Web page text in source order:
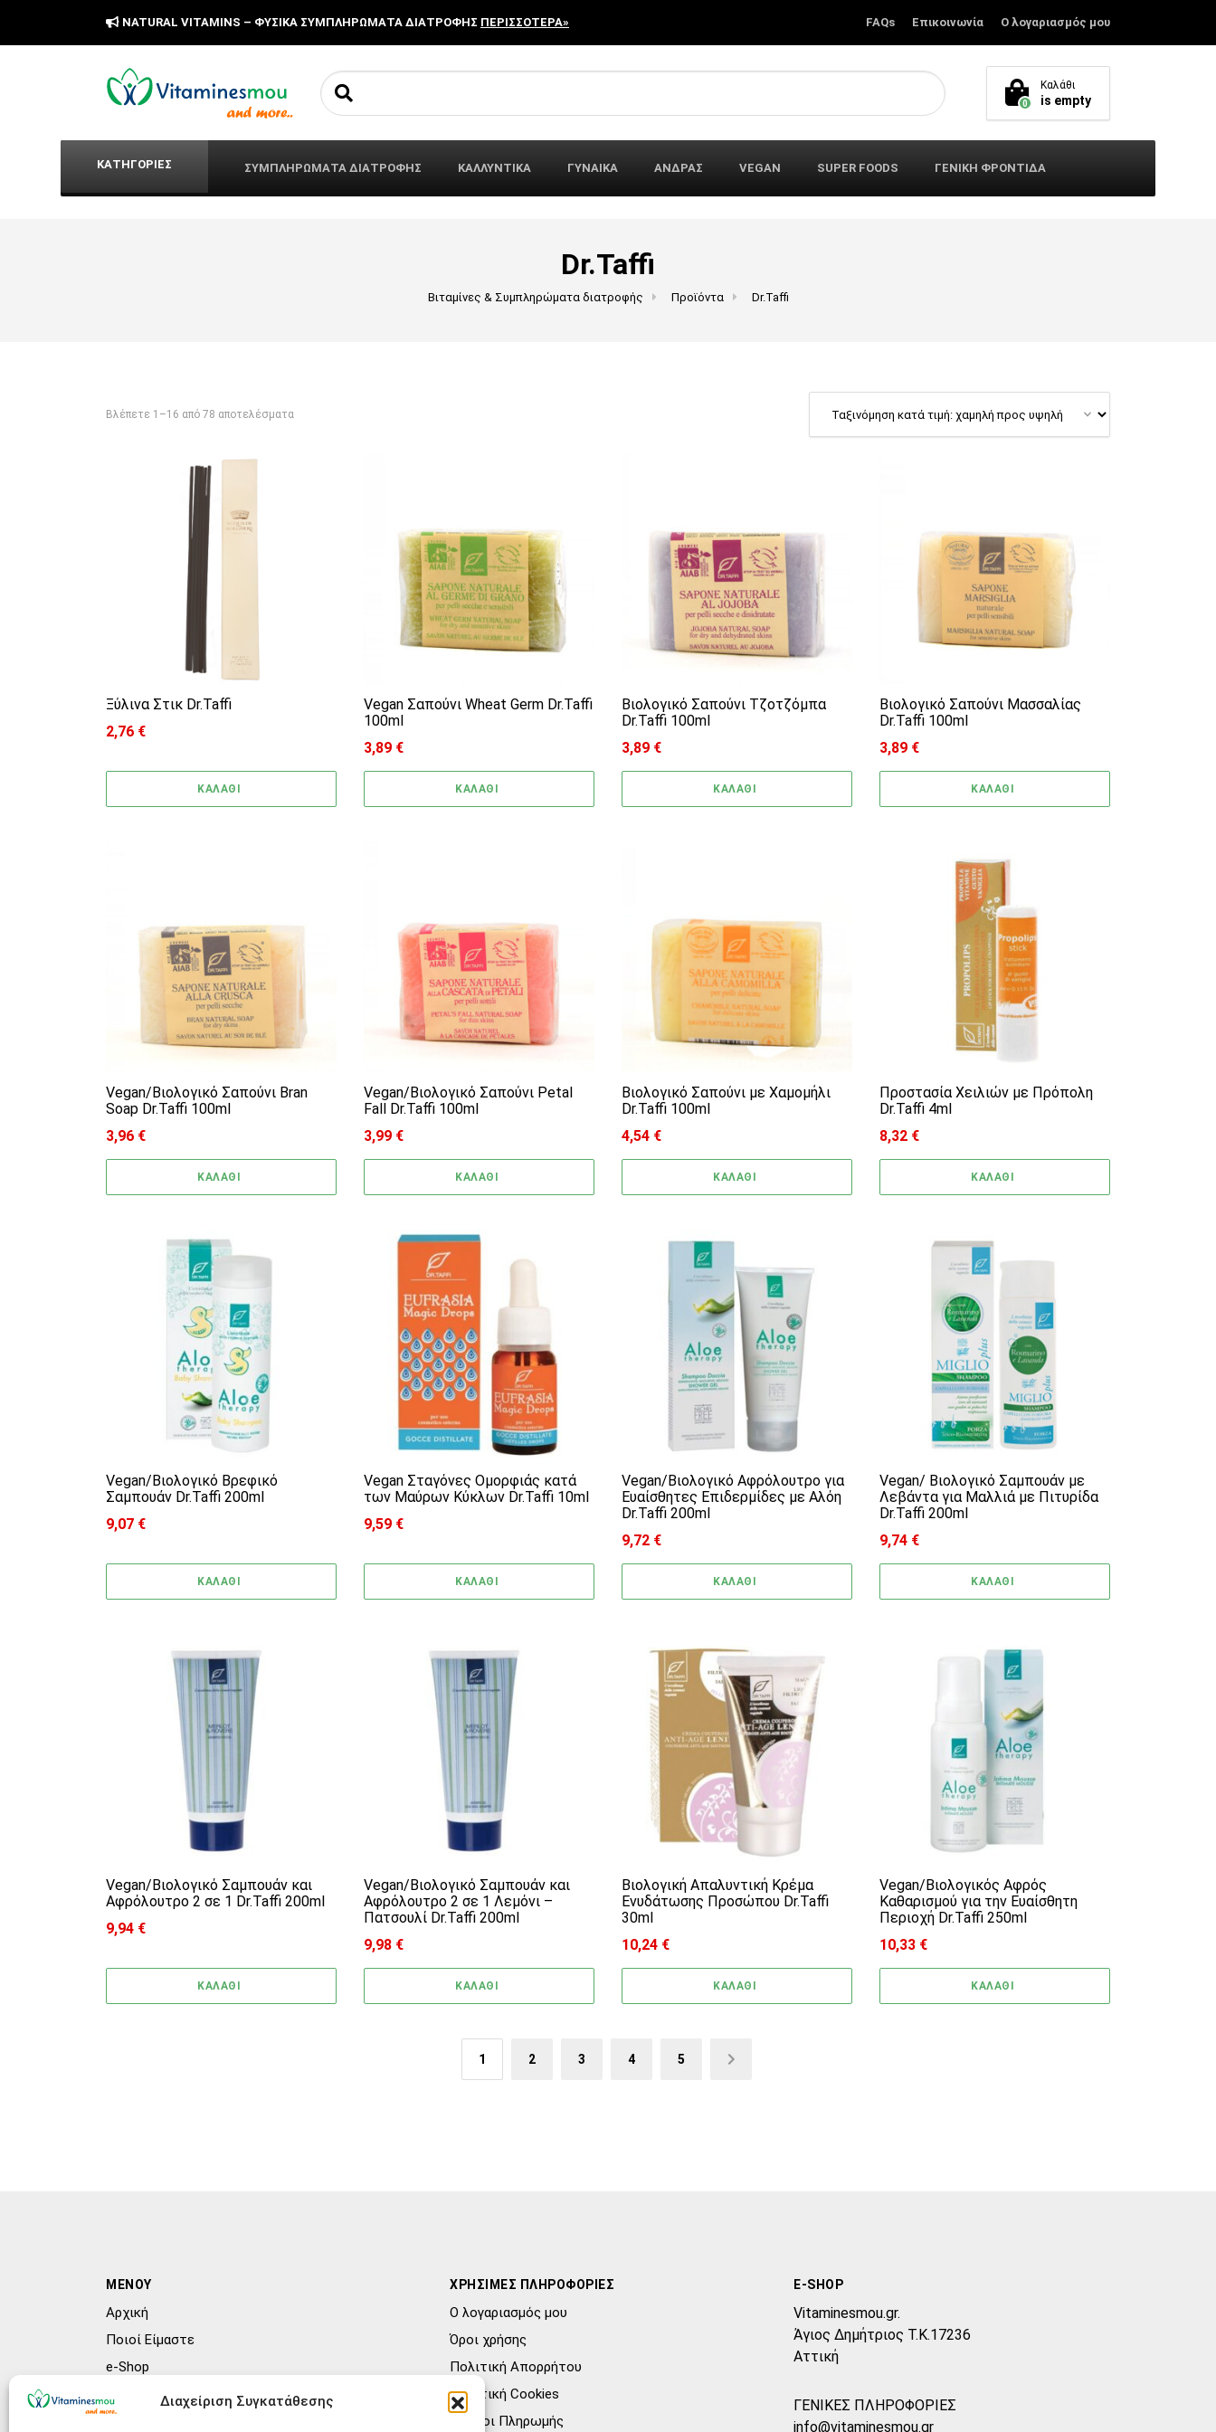
Διαχείριση Συγκατάθεσης
NATURAL VITAMINS – ΦΥΣΙΚΑ ΣΥΜΠΛΗΡΩΜΑΤΑ ΔΙΑΤΡΟΦΗΣ ΠΕΡΙΣΣΟΤΕΡΑ» FAQs Επικοινωνία Ο λογαριασμός μου
Search for:
0
Καλάθι
is empty
ΚΑΤΗΓΟΡΙΕΣ ΣΥΜΠΛΗΡΩΜΑΤΑ ΔΙΑΤΡΟΦΗΣ ΚΑΛΛΥΝΤΙΚΑ ΓΥΝΑΙΚΑ ΑΝΔΡΑΣ VEGAN SUPER FOODS ΓΕΝΙΚΗ ΦΡΟΝΤΙΔΑ
Dr.Taffi
Βιταμίνες & Συμπληρώματα διατροφής Προϊόντα Dr.Taffi
Βλέπετε 1–16 από 78 αποτελέσματα
Ξύλινα Στικ Dr.Taffi
2,76 €
ΚΑΛΑΘΙ
Vegan Σαπούνι Wheat Germ Dr.Taffi
100ml
3,89 €
ΚΑΛΑΘΙ
Βιολογικό Σαπούνι Τζοτζόμπα
Dr.Taffi 100ml
3,89 €
ΚΑΛΑΘΙ
Βιολογικό Σαπούνι Μασσαλίας
Dr.Taffi 100ml
3,89 €
ΚΑΛΑΘΙ
Vegan/Βιολογικό Σαπούνι Bran
Soap Dr.Taffi 100ml
3,96 €
ΚΑΛΑΘΙ
Vegan/Βιολογικό Σαπούνι Petal
Fall Dr.Taffi 100ml
3,99 €
ΚΑΛΑΘΙ
Βιολογικό Σαπούνι με Χαμομήλι
Dr.Taffi 100ml
4,54 €
ΚΑΛΑΘΙ
Προστασία Χειλιών με Πρόπολη
Dr.Taffi 4ml
8,32 €
ΚΑΛΑΘΙ
Vegan/Βιολογικό Βρεφικό
Σαμπουάν Dr.Taffi 200ml
9,07 €
ΚΑΛΑΘΙ
Vegan Σταγόνες Ομορφιάς κατά
των Μαύρων Κύκλων Dr.Taffi 10ml
9,59 €
ΚΑΛΑΘΙ
Vegan/Βιολογικό Αφρόλουτρο για
Ευαίσθητες Επιδερμίδες με Αλόη
Dr.Taffi 200ml
9,72 €
ΚΑΛΑΘΙ
Vegan/ Βιολογικό Σαμπουάν με
Λεβάντα για Μαλλιά με Πιτυρίδα
Dr.Taffi 200ml
9,74 €
ΚΑΛΑΘΙ
Vegan/Βιολογικό Σαμπουάν και
Αφρόλουτρο 2 σε 1 Dr.Taffi 200ml
9,94 €
ΚΑΛΑΘΙ
Vegan/Βιολογικό Σαμπουάν και
Αφρόλουτρο 2 σε 1 Λεμόνι –
Πατσουλί Dr.Taffi 200ml
9,98 €
ΚΑΛΑΘΙ
Βιολογική Απαλυντική Κρέμα
Ενυδάτωσης Προσώπου Dr.Taffi
30ml
10,24 €
ΚΑΛΑΘΙ
Vegan/Βιολογικός Αφρός
Καθαρισμού για την Ευαίσθητη
Περιοχή Dr.Taffi 250ml
10,33 €
ΚΑΛΑΘΙ
1 2 3 4 5 →
ΜΕΝΟΥ
Αρχική
Ποιοί Είμαστε
e-Shop
Συχνές ερωτήσεις (FAQs)
ΧΡΗΣΙΜΕΣ ΠΛΗΡΟΦΟΡΙΕΣ
Ο λογαριασμός μου
Όροι χρήσης
Πολιτική Απορρήτου
Πολιτική Cookies
Τρόποι Πληρωμής
E-SHOP
Vitaminesmou.gr.
Άγιος Δημήτριος T.K.17236
Αττική
ΓΕΝΙΚΕΣ ΠΛΗΡΟΦΟΡΙΕΣ
info@vitaminesmou.gr